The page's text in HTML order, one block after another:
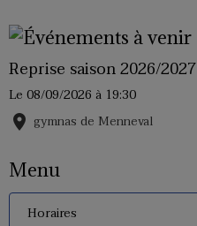
Reprise saison 2026/2027
Le 08/09/2026 à 19:30
gymnas de Menneval
Menu
Horaires